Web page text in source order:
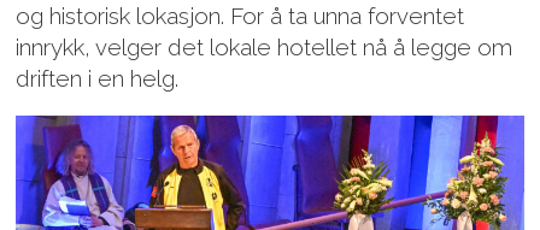
og historisk lokasjon. For å ta unna forventet
innrykk, velger det lokale hotellet nå å legge om
driften i en helg.